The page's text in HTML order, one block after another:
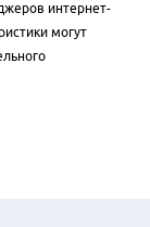
интернет-
могут